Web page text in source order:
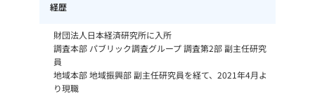
経歴
財団法人日本経済研究所に入所
調査本部 パブリック調査グループ 調査第2部 副主任研究
員
地域本部 地域振興部 副主任研究員を経て、2021年4月よ
り現職